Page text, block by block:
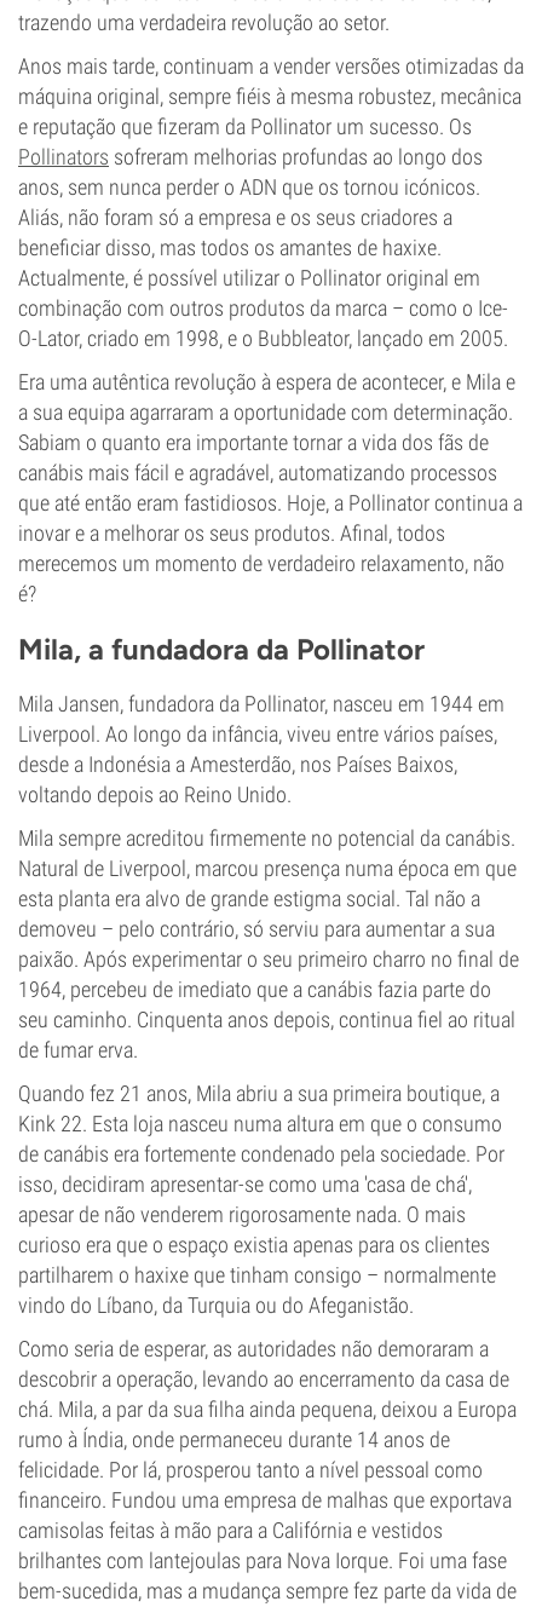
trazendo uma verdadeira revolução ao setor.
Anos mais tarde, continuam a vender versões otimizadas da
máquina original, sempre fiéis à mesma robustez, mecânica
e reputação que fizeram da Pollinator um sucesso. Os
Pollinators sofreram melhorias profundas ao longo dos
anos, sem nunca perder o ADN que os tornou icónicos.
Aliás, não foram só a empresa e os seus criadores a
beneficiar disso, mas todos os amantes de haxixe.
Actualmente, é possível utilizar o Pollinator original em
combinação com outros produtos da marca – como o Ice-
O-Lator, criado em 1998, e o Bubbleator, lançado em 2005.
Era uma autêntica revolução à espera de acontecer, e Mila e
a sua equipa agarraram a oportunidade com determinação.
Sabiam o quanto era importante tornar a vida dos fãs de
canábis mais fácil e agradável, automatizando processos
que até então eram fastidiosos. Hoje, a Pollinator continua a
inovar e a melhorar os seus produtos. Afinal, todos
merecemos um momento de verdadeiro relaxamento, não
é?
Mila, a fundadora da Pollinator
Mila Jansen, fundadora da Pollinator, nasceu em 1944 em
Liverpool. Ao longo da infância, viveu entre vários países,
desde a Indonésia a Amesterdão, nos Países Baixos,
voltando depois ao Reino Unido.
Mila sempre acreditou firmemente no potencial da canábis.
Natural de Liverpool, marcou presença numa época em que
esta planta era alvo de grande estigma social. Tal não a
demoveu – pelo contrário, só serviu para aumentar a sua
paixão. Após experimentar o seu primeiro charro no final de
1964, percebeu de imediato que a canábis fazia parte do
seu caminho. Cinquenta anos depois, continua fiel ao ritual
de fumar erva.
Quando fez 21 anos, Mila abriu a sua primeira boutique, a
Kink 22. Esta loja nasceu numa altura em que o consumo
de canábis era fortemente condenado pela sociedade. Por
isso, decidiram apresentar-se como uma 'casa de chá',
apesar de não venderem rigorosamente nada. O mais
curioso era que o espaço existia apenas para os clientes
partilharem o haxixe que tinham consigo – normalmente
vindo do Líbano, da Turquia ou do Afeganistão.
Como seria de esperar, as autoridades não demoraram a
descobrir a operação, levando ao encerramento da casa de
chá. Mila, a par da sua filha ainda pequena, deixou a Europa
rumo à Índia, onde permaneceu durante 14 anos de
felicidade. Por lá, prosperou tanto a nível pessoal como
financeiro. Fundou uma empresa de malhas que exportava
camisolas feitas à mão para a Califórnia e vestidos
brilhantes com lantejoulas para Nova Iorque. Foi uma fase
bem-sucedida, mas a mudança sempre fez parte da vida de